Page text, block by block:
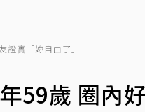
證實「妳自由了」
59歲 圈內